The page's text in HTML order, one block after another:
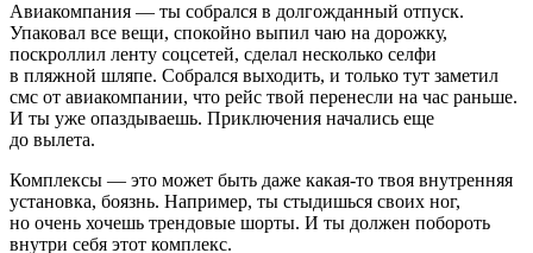
Авиакомпания — ты собрался в долгожданный отпуск.
Упаковал все вещи, спокойно выпил чаю на дорожку,
поскроллил ленту соцсетей, сделал несколько селфи
в пляжной шляпе. Собрался выходить, и только тут заметил
смс от авиакомпании, что рейс твой перенесли на час раньше.
И ты уже опаздываешь. Приключения начались еще
до вылета.
Комплексы — это может быть даже какая-то твоя внутренняя
установка, боязнь. Например, ты стыдишься своих ног,
но очень хочешь трендовые шорты. И ты должен побороть
внутри себя этот комплекс.